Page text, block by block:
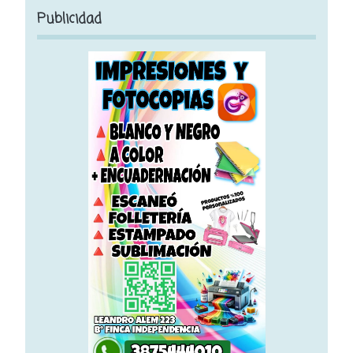
Publicidad